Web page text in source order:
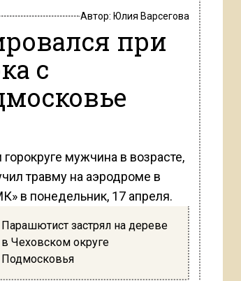
Автор: Юлия Варсегова
при
с
мужчина в возрасте,
травму на аэродроме в
в понедельник, 17 апреля.
Парашютист застрял на дереве
в Чеховском округе
Подмосковья